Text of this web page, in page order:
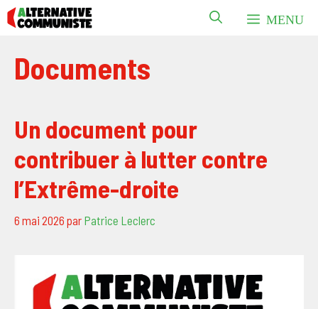
Aller
au
MENU
Documents
Un document pour
contribuer à lutter contre
l’Extrême-droite
6 mai 2026 par Patrice Leclerc